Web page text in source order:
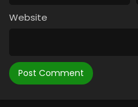
Website